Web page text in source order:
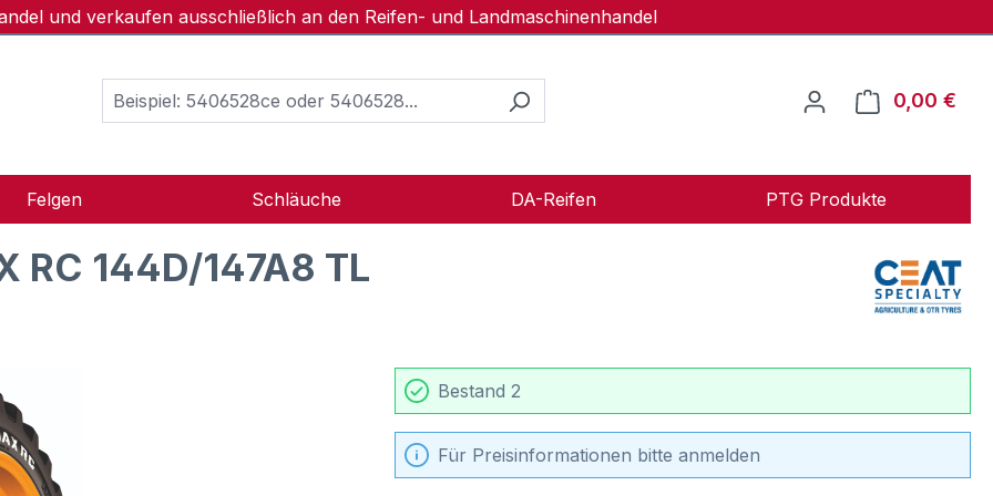
und verkaufen ausschließlich an den Reifen- und Landmaschinenhandel
0,00 €
Felgen Schläuche DA-Reifen PTG Produkte
RC 144D/147A8 TL
Bestand 2
Für Preisinformationen bitte anmelden